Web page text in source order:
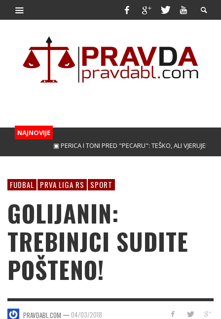
NAJNOVIJE
▣ PERICA I TONI PRED "PECARU": TEŠKO, ALI VJERUJEMO!
FUDBAL PRVA LIGA RS SPORT
GOLIJANIN:
TREBINJCI SUDITE
POŠTENO!
PRAVDABL.COM — 04/03/2018